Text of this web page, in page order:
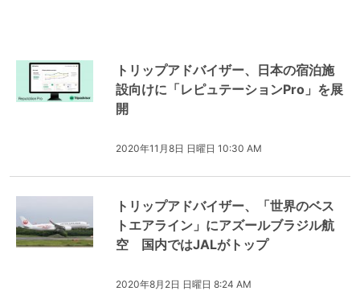
トリップアドバイザー、日本の宿泊施
設向けに「レピュテーションPro」を展
開
2020年11月8日 日曜日 10:30 AM
トリップアドバイザー、「世界のベス
トエアライン」にアズールブラジル航
空 国内ではJALがトップ
2020年8月2日 日曜日 8:24 AM